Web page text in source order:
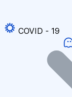
COVID - 19